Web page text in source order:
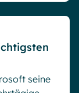
seine